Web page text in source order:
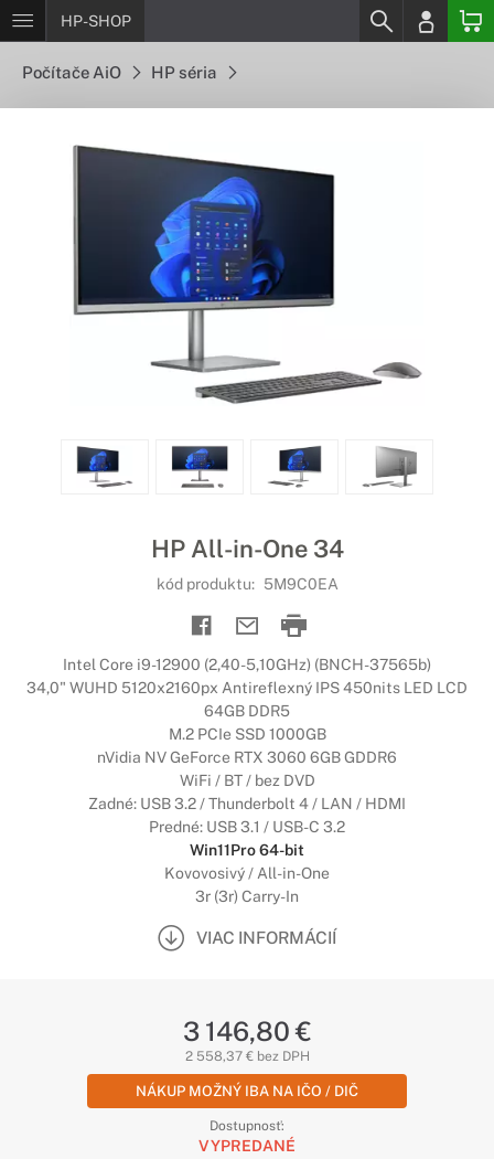
HP-SHOP
Počítače AiO HP séria
HP All-in-One 34
kód produktu: 5M9C0EA
Intel Core i9-12900 (2,40-5,10GHz) (BNCH-37565b)
34,0" WUHD 5120x2160px Antireflexný IPS 450nits LED LCD
64GB DDR5
M.2 PCIe SSD 1000GB
nVidia NV GeForce RTX 3060 6GB GDDR6
WiFi / BT / bez DVD
Zadné: USB 3.2 / Thunderbolt 4 / LAN / HDMI
Predné: USB 3.1 / USB-C 3.2
Win11Pro 64-bit
Kovovosivý / All-in-One
3r (3r) Carry-In
VIAC INFORMÁCIÍ
3 146,80 €
2 558,37 € bez DPH
NÁKUP MOŽNÝ IBA NA IČO / DIČ
Dostupnosť:
VYPREDANÉ